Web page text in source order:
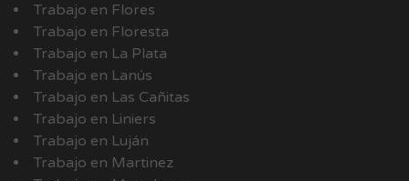
Trabajo en Flores
Trabajo en Floresta
Trabajo en La Plata
Trabajo en Lanús
Trabajo en Las Cañitas
Trabajo en Liniers
Trabajo en Luján
Trabajo en Martinez